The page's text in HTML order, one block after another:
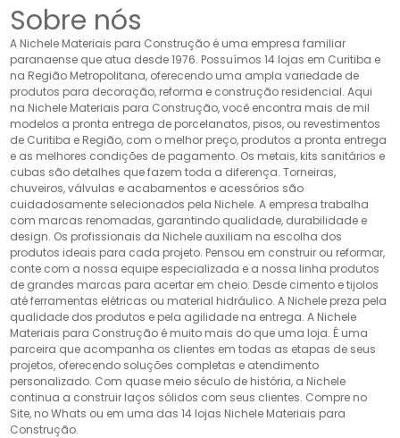
Sobre nós
A Nichele Materiais para Construção é uma empresa familiar
paranaense que atua desde 1976. Possuímos 14 lojas em Curitiba e
na Região Metropolitana, oferecendo uma ampla variedade de
produtos para decoração, reforma e construção residencial. Aqui
na Nichele Materiais para Construção, você encontra mais de mil
modelos a pronta entrega de porcelanatos, pisos, ou revestimentos
de Curitiba e Região, com o melhor preço, produtos a pronta entrega
e as melhores condições de pagamento. Os metais, kits sanitários e
cubas são detalhes que fazem toda a diferença. Torneiras,
chuveiros, válvulas e acabamentos e acessórios são
cuidadosamente selecionados pela Nichele. A empresa trabalha
com marcas renomadas, garantindo qualidade, durabilidade e
design. Os profissionais da Nichele auxiliam na escolha dos
produtos ideais para cada projeto. Pensou em construir ou reformar,
conte com a nossa equipe especializada e a nossa linha produtos
de grandes marcas para acertar em cheio. Desde cimento e tijolos
até ferramentas elétricas ou material hidráulico. A Nichele preza pela
qualidade dos produtos e pela agilidade na entrega. A Nichele
Materiais para Construção é muito mais do que uma loja. É uma
parceira que acompanha os clientes em todas as etapas de seus
projetos, oferecendo soluções completas e atendimento
personalizado. Com quase meio século de história, a Nichele
continua a construir laços sólidos com seus clientes. Compre no
Site, no Whats ou em uma das 14 lojas Nichele Materiais para
Construção.